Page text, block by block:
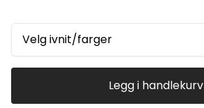
Velg ivnit/farger
Legg i handlekurv